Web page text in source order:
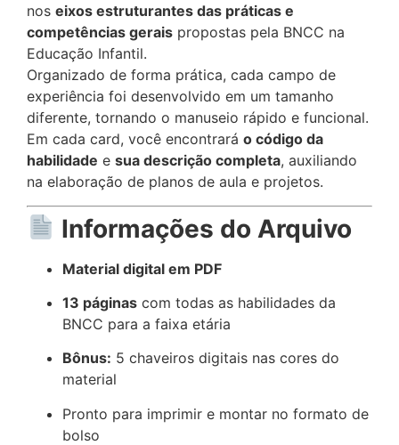
nos eixos estruturantes das práticas e
competências gerais propostas pela BNCC na
Educação Infantil.
Organizado de forma prática, cada campo de
experiência foi desenvolvido em um tamanho
diferente, tornando o manuseio rápido e funcional.
Em cada card, você encontrará o código da
habilidade e sua descrição completa, auxiliando
na elaboração de planos de aula e projetos.
Informações do Arquivo
Material digital em PDF
13 páginas com todas as habilidades da
BNCC para a faixa etária
Bônus: 5 chaveiros digitais nas cores do
material
Pronto para imprimir e montar no formato de
bolso